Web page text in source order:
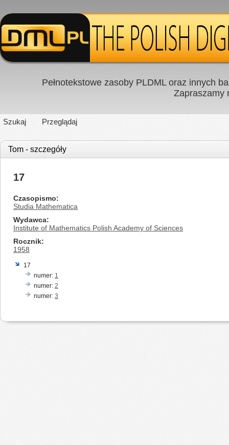
Pełnotekstowe zasoby PLDML oraz innych
Zapraszamy
Szukaj Przeglądaj
Tom - szczegóły
17
Czasopismo
Studia Mathematica
Wydawca
Institute of Mathematics Polish Academy of Sciences
Rocznik
1958
17
numer: 1
numer: 2
numer: 3